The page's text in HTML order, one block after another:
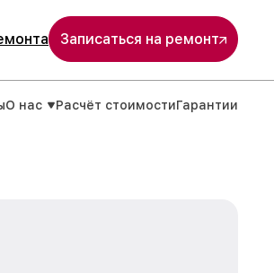
Записаться на ремонт
О нас Расчёт стоимостиГарантии